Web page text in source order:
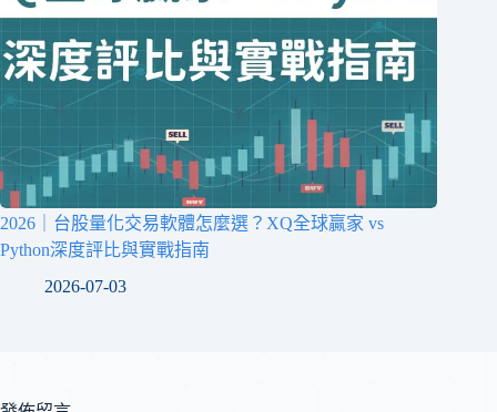
2026｜台股量化交易軟體怎麼選？XQ全球贏家 vs
Python深度評比與實戰指南
2026-07-03